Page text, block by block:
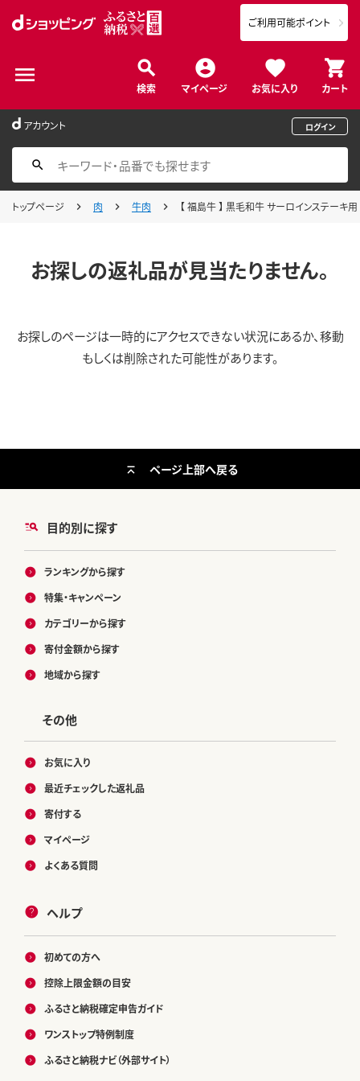
検索 マイページ お気に入り カート
ご利用可能ポイント
アカウント ログイン
トップページ 肉 牛肉 【 福島牛 】 黒毛和牛 サーロインステー
お探しの返礼品が見当たりません。
お探しのページは一時的にアクセスできない状況にあるか、移動
もしくは削除された可能性があります。
目的別に探す
ランキングから探す
特集・キャンペーン
カテゴリーから探す
寄付金額から探す
地域から探す
その他
お気に入り
最近チェックした返礼品
寄付する
マイページ
よくある質問
ヘルプ
初めての方へ
控除上限金額の目安
ふるさと納税確定申告ガイド
ワンストップ特例制度
ふるさと納税ナビ（外部サイト）
ページ上部へ戻る